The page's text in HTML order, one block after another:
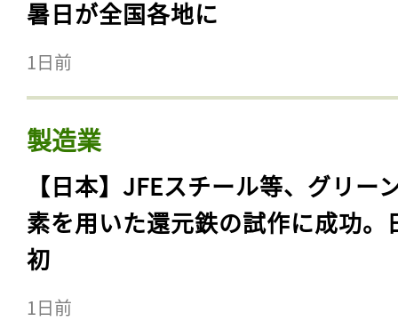
暑日が全国各地に
1日前
製造業
【日本】JFEスチール等、グリー
素を用いた還元鉄の試作に成功。
初
1日前